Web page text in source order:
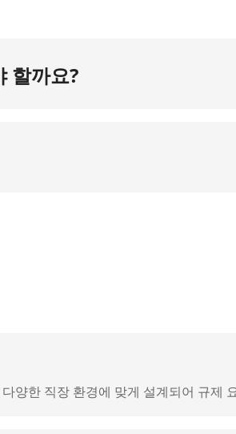
할까요?
양한 직장 환경에 맞게 설계되어 규제